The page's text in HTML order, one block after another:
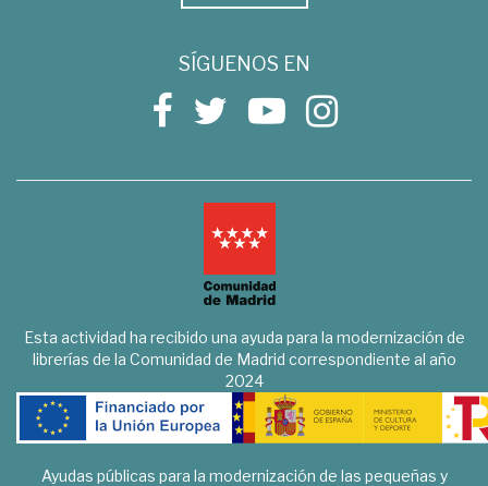
SÍGUENOS EN
Esta actividad ha recibido una ayuda para la modernización de
librerías de la Comunidad de Madrid correspondiente al año
2024
Ayudas públicas para la modernización de las pequeñas y